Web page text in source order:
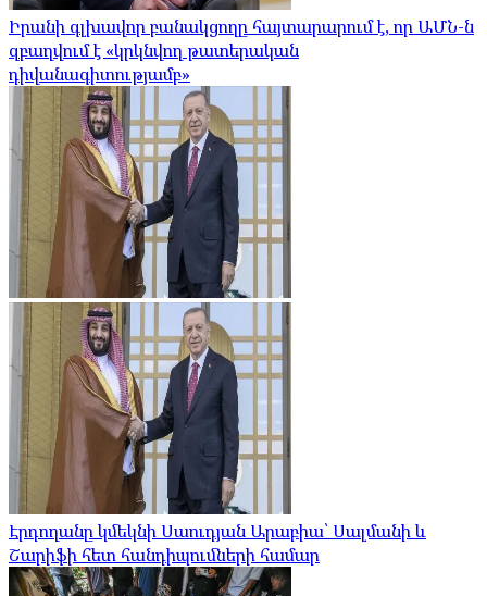
Իրանի գլխավոր բանակցողը հայտարարում է, որ ԱՄՆ-ն
զբաղվում է «կրկնվող թատերական
դիվանագիտությամբ»
Էրդողանը կմեկնի Սաուդյան Արաբիա՝ Սալմանի և
Շարիֆի հետ հանդիպումների համար